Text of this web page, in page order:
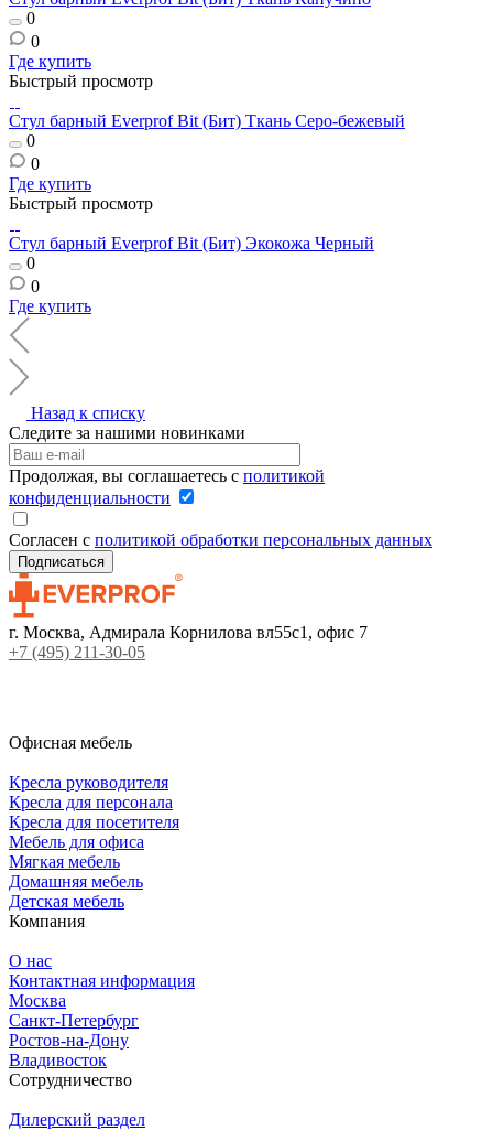
0
0
Где купить
Быстрый просмотр
Стул барный Everprof Bit (Бит) Ткань Серо-бежевый
0
0
Где купить
Быстрый просмотр
Стул барный Everprof Bit (Бит) Экокожа Черный
0
0
Где купить
Назад к списку
Следите за нашими новинками
Продолжая, вы соглашаетесь с политикой
конфиденциальности
Согласен с политикой обработки персональных данных
г. Москва, Адмирала Корнилова вл55с1, офис 7
+7 (495) 211-30-05
Офисная мебель
Кресла руководителя
Кресла для персонала
Кресла для посетителя
Мебель для офиса
Мягкая мебель
Домашняя мебель
Детская мебель
Компания
О нас
Контактная информация
Москва
Санкт-Петербург
Ростов-на-Дону
Владивосток
Сотрудничество
Дилерский раздел